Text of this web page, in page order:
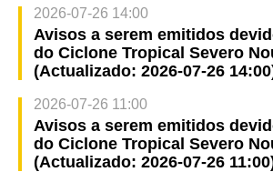
2026-07-26 14:00
Avisos a serem emitidos
do Ciclone Tropical Severo
(Actualizado: 2026-07-26
2026-07-26 11:00
Avisos a serem emitidos
do Ciclone Tropical Severo
(Actualizado: 2026-07-26